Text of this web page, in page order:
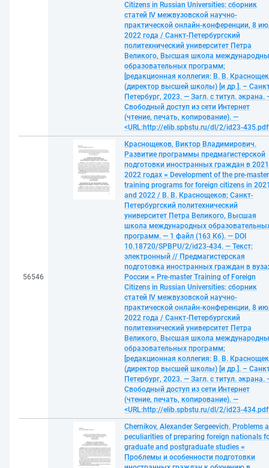
Citizens in Russian Universities: сборник
статей IV межвузовской научно-
практической онлайн-конференции, 8
2022 года / Санкт-Петербургский
политехнический университет Петра
Великого, Высшая школа
образовательных программ;
[редакционная коллегия: В. В.
(директор высшей школы) [и др.]. –
Петербург, 2023. — Загл. с титул. экрана.
Свободный доступ из сети Интернет
(чтение, печать, копирование). —
<URL:http://elib.spbstu.ru/dl/2/id23-
56546
Краснощеков, Виктор Владимирович.
Развитие программы предмагистерской
подготовки иностранных граждан в
2022 годах = Development of the pre-
training programs for foreign citizens in
and 2022 / В. В. Краснощеков; Санкт-
Петербургский политехнический
университет Петра Великого, Высшая
школа международных
программ. — 1 файл (163 Кб). — DOI
10.18720/SPBPU/2/id23-434. — Текст:
электронный // Предмагистерская
подготовка иностранных граждан в
России = Pre-master Training of Foreign
Citizens in Russian Universities: сборник
статей IV межвузовской научно-
практической онлайн-конференции, 8
2022 года / Санкт-Петербургский
политехнический университет Петра
Великого, Высшая школа
образовательных программ;
[редакционная коллегия: В. В.
(директор высшей школы) [и др.]. –
Петербург, 2023. — Загл. с титул. экрана.
Свободный доступ из сети Интернет
(чтение, печать, копирование). —
<URL:http://elib.spbstu.ru/dl/2/id23-
Chernikov, Alexander Sergeevich. Problems
peculiarities of preparing foreign nationals
graduate and postgraduate studies =
Проблемы и особенности подготовки